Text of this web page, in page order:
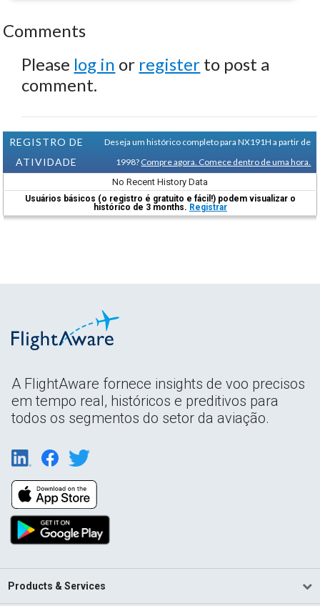
Comments
Please log in or register to post a
comment.
REGISTRO DE
ATIVIDADE
Deseja um histórico completo para NX191H a partir de
1998? Compre agora. Comece dentro de uma hora.
No Recent History Data
Usuários básicos (o registro é gratuito e fácil!) podem visualizar o
histórico de 3 months. Registrar
A FlightAware fornece insights de voo precisos
em tempo real, históricos e preditivos para
todos os segmentos do setor da aviação.
Products & Services